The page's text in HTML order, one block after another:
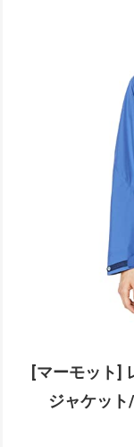
[マーモット]
ジャケット